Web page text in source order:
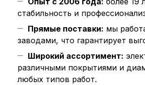
стабильность и
Прямые поставки: мы
заводами, что гарантирует
Широкий ассортимент:
различными покрытиями и
любых типов работ.